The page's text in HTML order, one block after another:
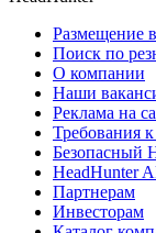
Размещение
Поиск по
О компании
Наши
Реклама на
Требования
Безопасный
HeadHunter
Партнерам
Инвесторам